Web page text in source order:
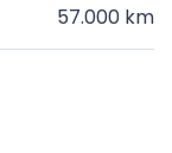
57.000 km